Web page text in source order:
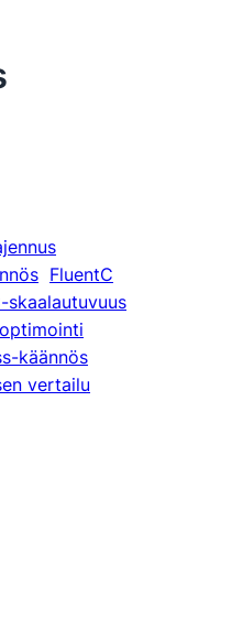
FluentC
skaalautuvuus
käännös
vertailu